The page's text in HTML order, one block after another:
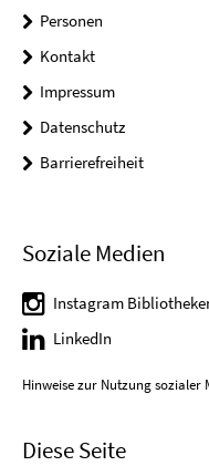
Personen
Kontakt
Impressum
Datenschutz
Barrierefreiheit
Soziale Medien
Instagram
LinkedIn
Hinweise zur Nutzung sozialer
Diese Seite